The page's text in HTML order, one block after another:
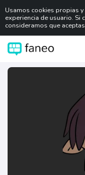
Usamos cookies propias
experiencia de usuario. Si
consideramos que